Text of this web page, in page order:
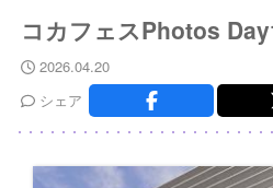
コカフェスPhotos
2026.04.20
シェア